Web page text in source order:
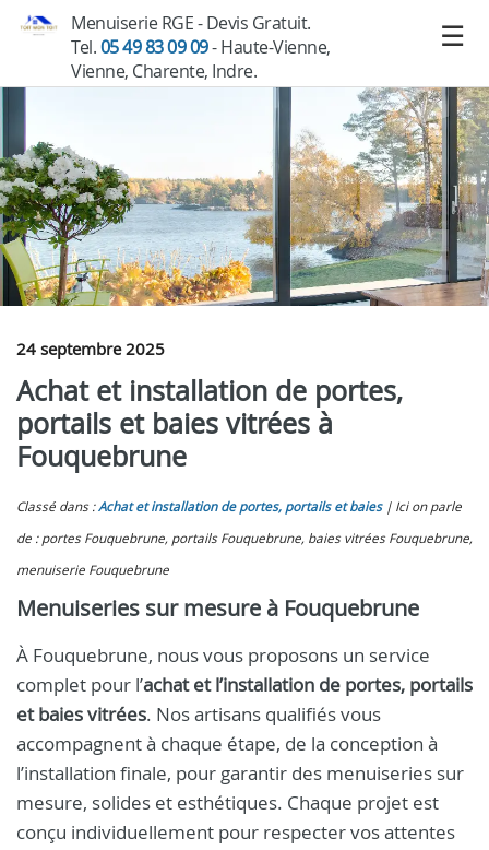
Menuiserie RGE - Devis Gratuit.
Tel.05 49 83 09 09- Haute-Vienne,
Vienne, Charente, Indre.
24 septembre 2025
Achat et installation de portes,
portails et baies vitrées à
Fouquebrune
Classé dans :Achat et installation de portes, portails et baies
Ici on parle
de : portes Fouquebrune, portails Fouquebrune, baies vitrées Fouquebrune,
menuiserie Fouquebrune
Menuiseries sur mesure à Fouquebrune
À Fouquebrune, nous vous proposons un service
complet pour l’achat et l’installation de portes, portails
et baies vitrées. Nos artisans qualifiés vous
accompagnent à chaque étape, de la conception à
l’installation finale, pour garantir des menuiseries sur
mesure, solides et esthétiques. Chaque projet est
conçu individuellement pour respecter vos attentes